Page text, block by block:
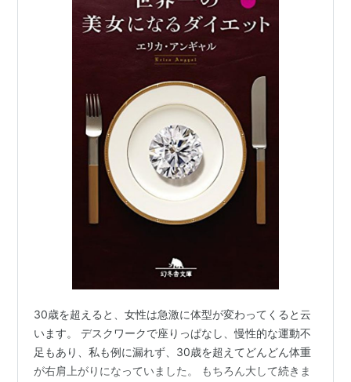
30歳を超えると、女性は急激に体型が変わってくると云
います。 デスクワークで座りっぱなし、慢性的な運動不
足もあり、私も例に漏れず、30歳を超えてどんどん体重
が右肩上がりになっていました。 もちろん大して続きま